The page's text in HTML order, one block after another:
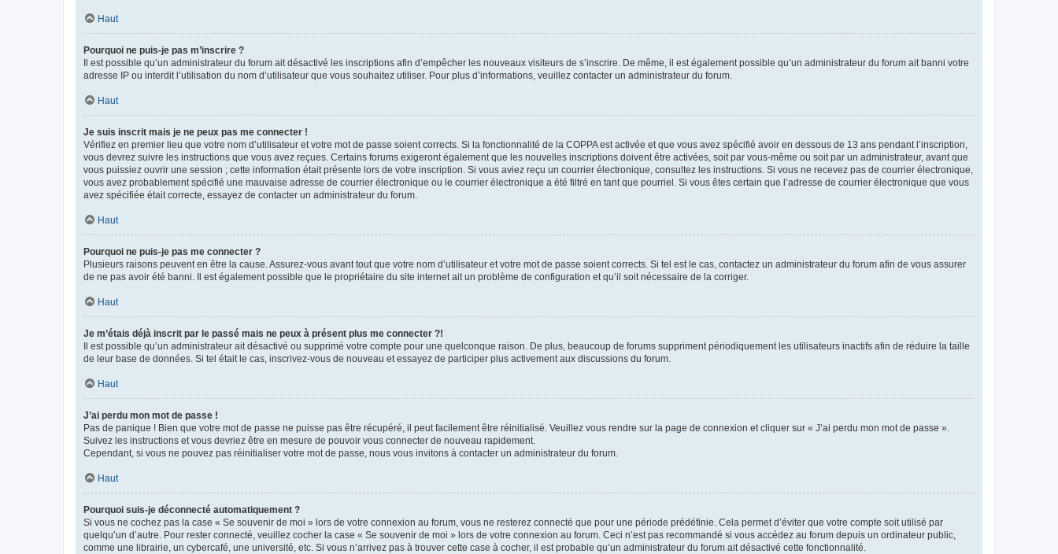
Haut
Pourquoi ne puis-je pas m’inscrire ?
Il est possible qu’un administrateur du forum ait désactivé les inscriptions afin d’empêcher les nouveaux visiteurs de s’inscrire. De même, il est également possible qu’un administrateur du forum ait banni votre
adresse IP ou interdit l’utilisation du nom d’utilisateur que vous souhaitez utiliser. Pour plus d’informations, veuillez contacter un administrateur du forum.
Haut
Je suis inscrit mais je ne peux pas me connecter !
Vérifiez en premier lieu que votre nom d’utilisateur et votre mot de passe soient corrects. Si la fonctionnalité de la COPPA est activée et que vous avez spécifié avoir en dessous de 13 ans pendant l’inscription,
vous devrez suivre les instructions que vous avez reçues. Certains forums exigeront également que les nouvelles inscriptions doivent être activées, soit par vous-même ou soit par un administrateur, avant que
vous puissiez ouvrir une session ; cette information était présente lors de votre inscription. Si vous aviez reçu un courrier électronique, consultez les instructions. Si vous ne recevez pas de courrier électronique,
vous avez probablement spécifié une mauvaise adresse de courrier électronique ou le courrier électronique a été filtré en tant que pourriel. Si vous êtes certain que l’adresse de courrier électronique que vous
avez spécifiée était correcte, essayez de contacter un administrateur du forum.
Haut
Pourquoi ne puis-je pas me connecter ?
Plusieurs raisons peuvent en être la cause. Assurez-vous avant tout que votre nom d’utilisateur et votre mot de passe soient corrects. Si tel est le cas, contactez un administrateur du forum afin de vous assurer
de ne pas avoir été banni. Il est également possible que le propriétaire du site internet ait un problème de configuration et qu’il soit nécessaire de la corriger.
Haut
Je m’étais déjà inscrit par le passé mais ne peux à présent plus me connecter ?!
Il est possible qu’un administrateur ait désactivé ou supprimé votre compte pour une quelconque raison. De plus, beaucoup de forums suppriment périodiquement les utilisateurs inactifs afin de réduire la taille
de leur base de données. Si tel était le cas, inscrivez-vous de nouveau et essayez de participer plus activement aux discussions du forum.
Haut
J’ai perdu mon mot de passe !
Pas de panique ! Bien que votre mot de passe ne puisse pas être récupéré, il peut facilement être réinitialisé. Veuillez vous rendre sur la page de connexion et cliquer sur « J’ai perdu mon mot de passe ».
Suivez les instructions et vous devriez être en mesure de pouvoir vous connecter de nouveau rapidement.
Cependant, si vous ne pouvez pas réinitialiser votre mot de passe, nous vous invitons à contacter un administrateur du forum.
Haut
Pourquoi suis-je déconnecté automatiquement ?
Si vous ne cochez pas la case « Se souvenir de moi » lors de votre connexion au forum, vous ne resterez connecté que pour une période prédéfinie. Cela permet d’éviter que votre compte soit utilisé par
quelqu’un d’autre. Pour rester connecté, veuillez cocher la case « Se souvenir de moi » lors de votre connexion au forum. Ceci n’est pas recommandé si vous accédez au forum depuis un ordinateur public,
comme une librairie, un cybercafé, une université, etc. Si vous n’arrivez pas à trouver cette case à cocher, il est probable qu’un administrateur du forum ait désactivé cette fonctionnalité.